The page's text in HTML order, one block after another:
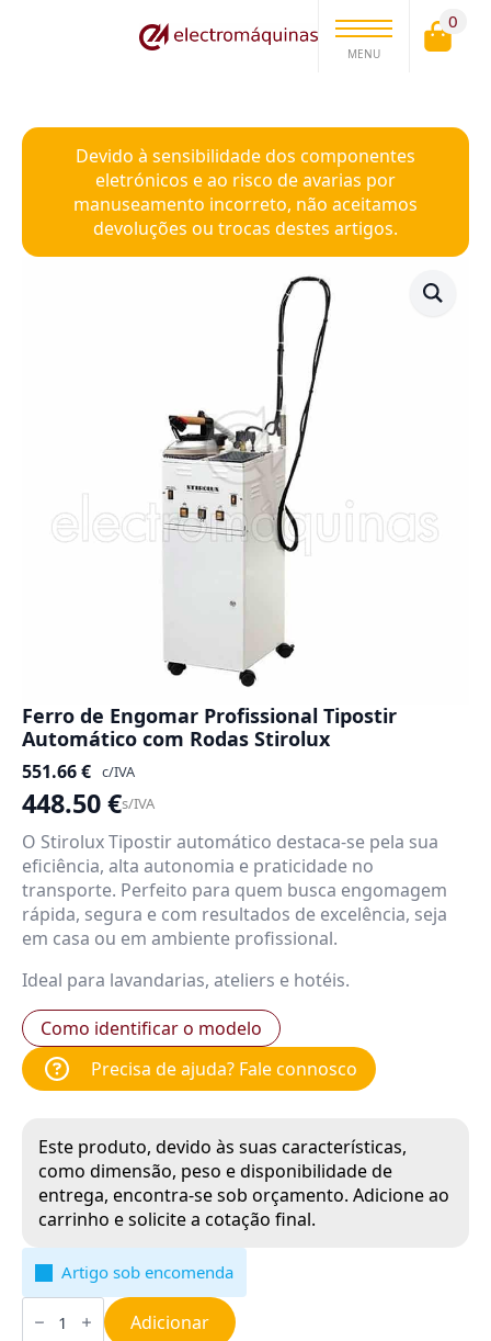
MENU
0
Devido à sensibilidade dos componentes
eletrónicos e ao risco de avarias por
manuseamento incorreto, não aceitamos
devoluções ou trocas destes artigos.
Ferro de Engomar Profissional Tipostir
Automático com Rodas Stirolux
551.66€ c/IVA
448.50€s/IVA
O Stirolux Tipostir automático destaca-se pela sua
eficiência, alta autonomia e praticidade no
transporte. Perfeito para quem busca engomagem
rápida, segura e com resultados de excelência, seja
em casa ou em ambiente profissional.
Ideal para lavandarias, ateliers e hotéis.
Como identificar o modelo
Precisa de ajuda? Fale connosco
Este produto, devido às suas características,
como dimensão, peso e disponibilidade de
entrega, encontra-se sob orçamento. Adicione ao
carrinho e solicite a cotação final.
Artigo sob encomenda
Quantidade
de Adicionar